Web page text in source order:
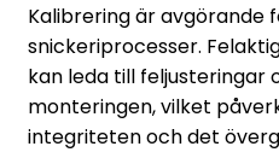
Kalibrering är avgörande
snickeriprocesser.
kan leda till feljusteringar
monteringen, vilket
integriteten och det